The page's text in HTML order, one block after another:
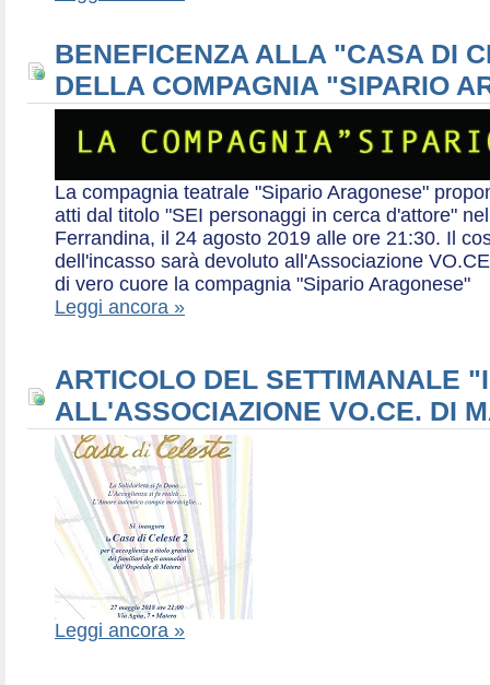
BENEFICENZA ALLA "CASA DI
DELLA COMPAGNIA "SIPARIO
La compagnia teatrale "Sipario Aragonese"
atti dal titolo "SEI personaggi in cerca d'attore"
Ferrandina, il 24 agosto 2019 alle ore 21:30. Il
dell'incasso sarà devoluto all'Associazione
di vero cuore la compagnia "Sipario Aragonese"
Leggi ancora »
ARTICOLO DEL SETTIMANALE
ALL'ASSOCIAZIONE VO.CE. DI
Leggi ancora »